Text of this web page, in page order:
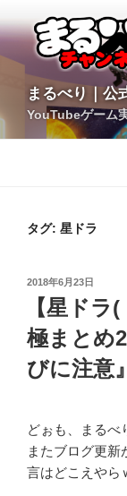
ン
テ
へ
ス
まるべ
YouTubeゲーム実
タグ: 星ドラ
投
2018年6月23日
【星ド
極まとめ
びに注意』
どぉも、まるべ
またブログ更新
言はどこえやら